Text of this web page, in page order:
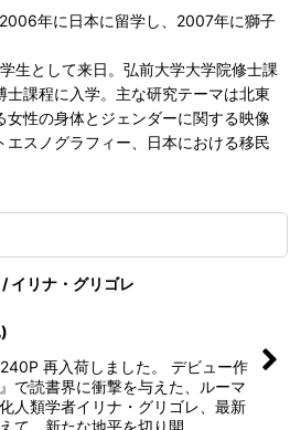
年に日本に留学し、2007年に獅子
生として来日。弘前大学大学院修士課
課程に入学。主な研究テーマは北東
性の身体とジェンダーに関する映像
エスノグラフィー、日本における移民
イリナ・グリゴレ
再入荷しました。 デビュー作
』で読書界に衝撃を与えた、ルーマ
人類学者イリナ・グリゴレ、最新